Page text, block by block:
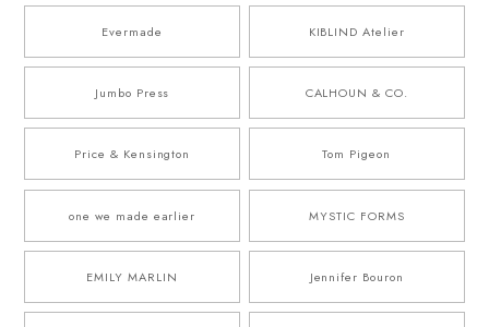
Evermade KIBLIND Atelier
Jumbo Press CALHOUN & CO.
Price & Kensington Tom Pigeon
one we made earlier MYSTIC FORMS
EMILY MARLIN Jennifer Bouron